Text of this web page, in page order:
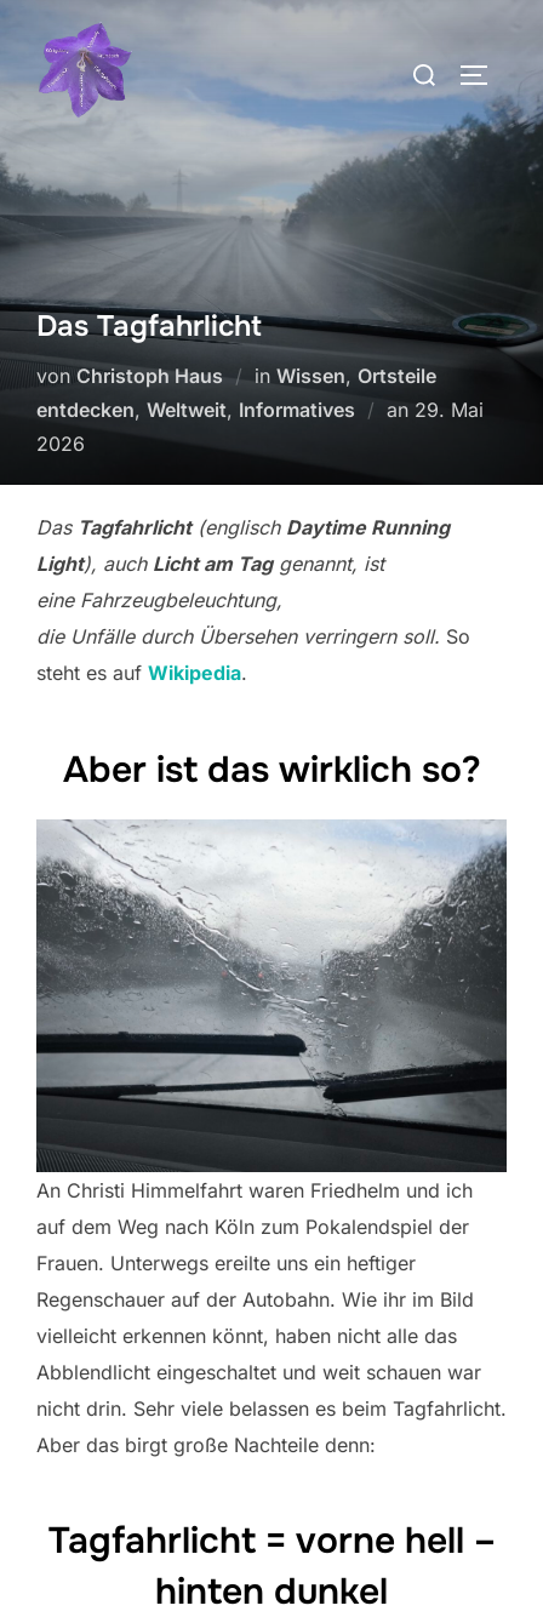
Inhalt
springen
Suchen
nach:
Das Tagfahrlicht
vonChristoph Haus in Wissen, Ortsteile
entdecken, Weltweit, Informatives an Veröffentlicht
29. Mai
2026
Das Tagfahrlicht(englisch Daytime Running
Light), auch Licht am Taggenannt, ist
eine Fahrzeugbeleuchtung,
die Unfälle durch Übersehen verringern soll. So
steht es auf Wikipedia.
Aber ist das wirklich so?
An Christi Himmelfahrt waren Friedhelm und ich
auf dem Weg nach Köln zum Pokalendspiel der
Frauen. Unterwegs ereilte uns ein heftiger
Regenschauer auf der Autobahn. Wie ihr im Bild
vielleicht erkennen könnt, haben nicht alle das
Abblendlicht eingeschaltet und weit schauen war
nicht drin. Sehr viele belassen es beim Tagfahrlicht.
Aber das birgt große Nachteile denn:
Tagfahrlicht = vorne hell –
hinten dunkel